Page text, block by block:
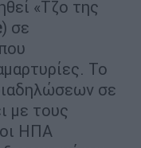
«Τζο της
) σε
Το
σε
με τους
οι ΗΠΑ